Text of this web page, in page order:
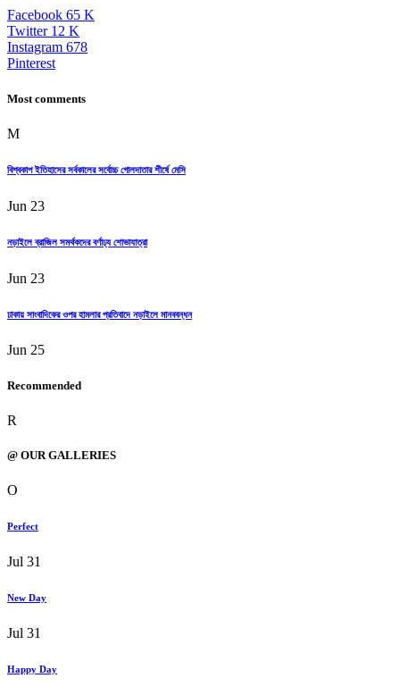
Facebook 65 K
Twitter 12 K
Instagram 678
Pinterest
Most comments
M
বিশ্বকাপ ইতিহাসের সর্বকালের সর্বোচ্চ গোলদাতার শীর্ষে মেসি
Jun 23
নড়াইলে ব্রাজিল সমর্থকদের বর্ণাঢ্য শোভাযাত্রা
Jun 23
ঢাকায় সাংবাদিকের ওপর হামলার প্রতিবাদে নড়াইলে মানববন্ধন
Jun 25
Recommended
R
@ OUR GALLERIES
O
Perfect
Jul 31
New Day
Jul 31
Happy Day